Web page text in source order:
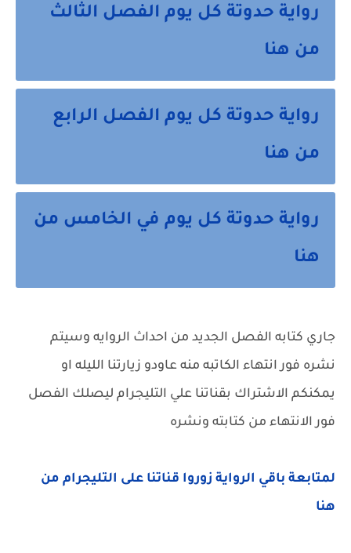
رواية حدوتة كل يوم الفصل الثالث
من هنا
رواية حدوتة كل يوم الفصل الرابع
من هنا
رواية حدوتة كل يوم في الخامس من
هنا
جاري كتابه الفصل الجديد من احداث الروايه وسيتم
نشره فور انتهاء الكاتبه منه عاودو زيارتنا الليله او
يمكنكم الاشتراك بقناتنا علي التليجرام ليصلك الفصل
فور الانتهاء من كتابته ونشره
لمتابعة باقي الرواية زوروا قناتنا على التليجرام من
هنا